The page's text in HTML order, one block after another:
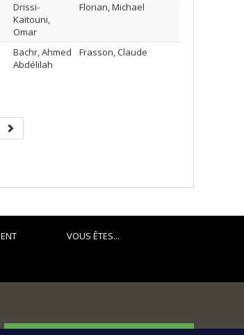
Drissi-
Kaitouni,
Omar
Florian, Michael
Bachr, Ahmed
Abdélilah
Frasson, Claude
Page
suivante
VOUS ÊTES...